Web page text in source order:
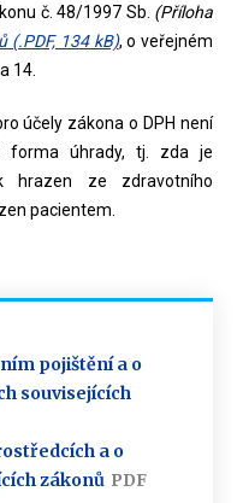
č. 48/1997 Sb. (Příloha
(.PDF, 134 kB), o veřejném
14.
účely zákona o DPH není
forma úhrady, tj. zda je
hrazen ze zdravotního
pacientem.
pojištění a o
souvisejících
a o
zákonů PDF